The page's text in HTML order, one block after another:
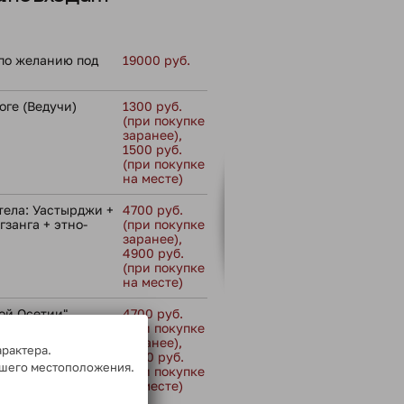
желанию под
19000 руб.
(Ведучи)
1300 руб.
(при покупке
заранее),
1500 руб.
(при покупке
на месте)
Уастырджи +
+ этно-
4700 руб.
(при покупке
заранее),
4900 руб.
(при покупке
на месте)
Осетии"
4700 руб.
(при покупке
заранее),
4900 руб.
(при покупке
на месте)
местоположения.